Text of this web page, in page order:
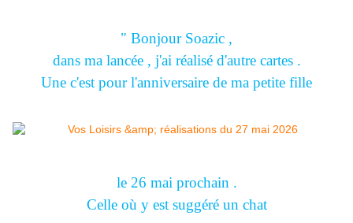
" Bonjour Soazic ,
dans ma lancée , j'ai réalisé d'autre cartes .
Une c'est pour l'anniversaire de ma petite fille
le 26 mai prochain .
Celle où y est suggéré un chat